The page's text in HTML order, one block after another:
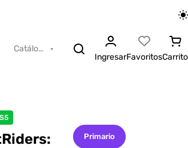
Catálogo
IngresarFavoritosCarrito
Primario